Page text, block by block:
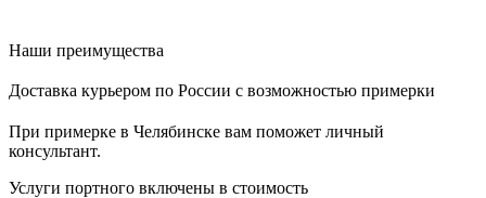
Наши преимущества
Доставка курьером по России с возможностью примерки
При примерке в Челябинске вам поможет личный
консультант.
Услуги портного включены в стоимость